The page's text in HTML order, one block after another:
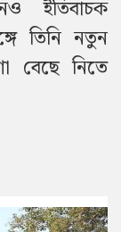
ইতিবাচক
তিনি নতুন
বেছে নিতে